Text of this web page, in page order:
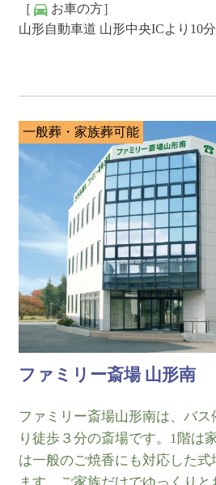
［
お車の方］
山形自動車道 山形中央ICより10分
一般葬・家族葬可能
ファミリー斎場 山形南
ファミリー斎場山形南は、バス
り徒歩３分の斎場です。1階は
は一般のご焼香にも対応した式